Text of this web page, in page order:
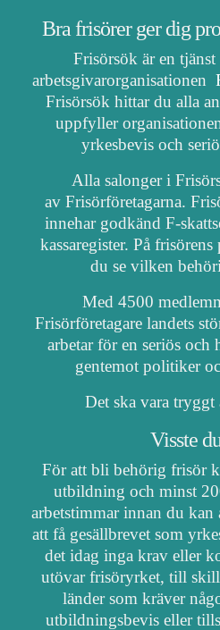
Bra frisörer ger dig
Frisörsök är en
arbetsgivarorganisationen
Frisörsök hittar du alla
uppfyller
yrkesbevis och
Alla salonger i
av Frisörföretagarna.
innehar godkänd F-
kassaregister. På
du se vilken
Med 4500
Frisörföretagare landets
arbetar för en seriös och
gentemot politiker
Det ska vara tryggt
Visste
För att bli behörig frisör
utbildning och minst
arbetstimmar innan du
att få gesällbrevet som
det idag inga krav eller
utövar frisöryrket, till
länder som kräver
utbildningsbevis eller